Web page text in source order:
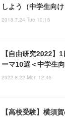
しよう（中学生向け
2018.7.24 Tue 10:15
【自由研究2022】
ーマ10選＜中学生
2022.8.22 Mon 12:45
【高校受験】横須